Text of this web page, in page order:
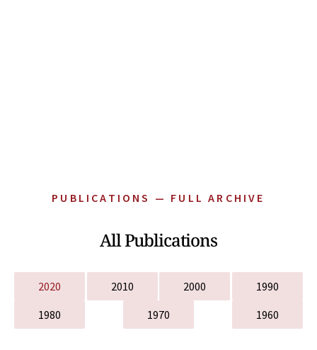
PUBLICATIONS — FULL ARCHIVE
All Publications
2020 2010 2000
1990
1980
1970 1960